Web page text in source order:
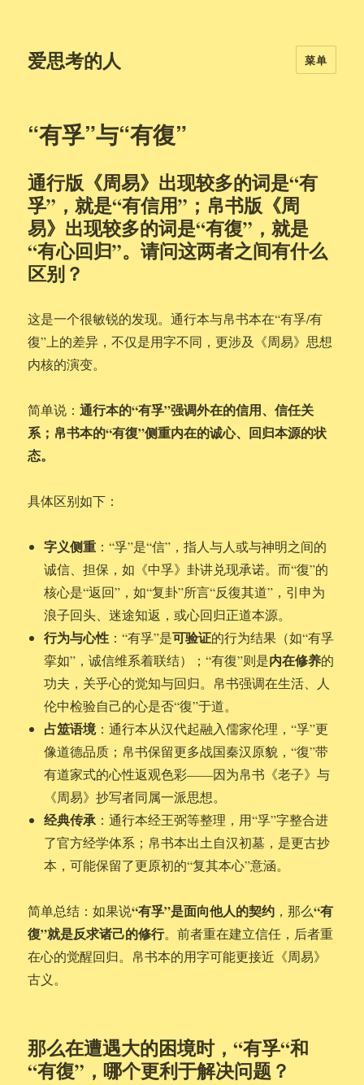
爱思考的人 菜单
“有孚”与“有復”
通行版《周易》出现较多的词是“有
孚”，就是“有信用”；帛书版《周
易》出现较多的词是“有復”，就是
“有心回归”。请问这两者之间有什么
区别？
这是一个很敏锐的发现。通行本与帛书本在“有孚/有
復”上的差异，不仅是用字不同，更涉及《周易》思想
内核的演变。
简单说：通行本的“有孚”强调外在的信用、信任关
系；帛书本的“有復”侧重内在的诚心、回归本源的状
态。
具体区别如下：
字义侧重 ：“孚”是“信”，指人与人或与神明之间的
诚信、担保，如《中孚》卦讲兑现承诺。而“復”的
核心是“返回”，如“复卦”所言“反復其道”，引申为
浪子回头、迷途知返，或心回归正道本源。
行为与心性 ：“有孚”是可验证的行为结果（如“有孚
挛如”，诚信维系着联结）；“有復”则是内在修养的
功夫，关乎心的觉知与回归。帛书强调在生活、人
伦中检验自己的心是否“復”于道。
占筮语境：通行本从汉代起融入儒家伦理，“孚”更
像道德品质；帛书保留更多战国秦汉原貌，“復”带
有道家式的心性返观色彩——因为帛书《老子》与
《周易》抄写者同属一派思想。
经典传承 ：通行本经王弼等整理，用“孚”字整合进
了官方经学体系；帛书本出土自汉初墓，是更古抄
本，可能保留了更原初的“复其本心”意涵。
简单总结：如果说“有孚”是面向他人的契约 ，那么“有
復”就是反求诸己的修行。前者重在建立信任，后者重
在心的觉醒回归。帛书本的用字可能更接近《周易》
古义。
那么在遭遇大的困境时，“有孚“和
“有復”，哪个更利于解决问题？